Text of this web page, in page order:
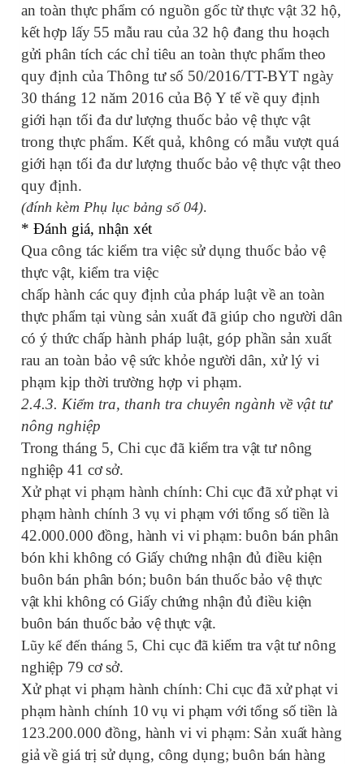
an toàn thực phẩm có nguồn gốc từ thực vật 32 hộ,
kết hợp lấy 55 mẫu rau của 32 hộ đang thu hoạch
gửi phân tích các chỉ tiêu an toàn thực phẩm theo
quy định của Thông tư số 50/2016/TT-BYT ngày
30 tháng 12 năm 2016 của Bộ Y tế về quy định
giới hạn tối đa dư lượng thuốc bảo vệ thực vật
trong thực phẩm. Kết quả, không có mẫu vượt quá
giới hạn tối đa dư lượng thuốc bảo vệ thực vật theo
quy định.
(đính kèm Phụ lục bảng số 04).
* Đánh giá, nhận xét
Qua công tác kiểm tra việc sử dụng thuốc bảo vệ
thực vật, kiểm tra việc
chấp hành các quy định của pháp luật về an toàn
thực phẩm tại vùng sản xuất đã giúp cho người dân
có ý thức chấp hành pháp luật, góp phần sản xuất
rau an toàn bảo vệ sức khỏe người dân, xử lý vi
phạm kịp thời trường hợp vi phạm.
2.4.3. Kiểm tra, thanh tra chuyên ngành về vật tư
nông nghiệp
Trong tháng 5, Chi cụcđã kiểm tra vật tư nông
nghiệp 41 cơ sở.
Xử phạt vi phạm hành chính:Chi cục đã xử phạt vi
phạm hành chính 3 vụ vi phạm với tổng số tiền là
42.000.000 đồng, hành vi vi phạm: buôn bán phân
bón khi không có Giấy chứng nhận đủ điều kiện
buôn bán phân bón; buôn bán thuốc bảo vệ thực
vật khi không có Giấy chứng nhận đủ điều kiện
buôn bán thuốc bảo vệ thực vật.
Lũy kế đến tháng 5, Chi cục đã kiểm tra vật tư nông
nghiệp 79 cơ sở.
Xử phạt vi phạm hành chính:Chi cục đã xử phạt vi
phạm hành chính 10 vụ vi phạm với tổng số tiền là
123.200.000 đồng, hành vi vi phạm: Sản xuất hàng
giả về giá trị sử dụng, công dụng; buôn bán hàng